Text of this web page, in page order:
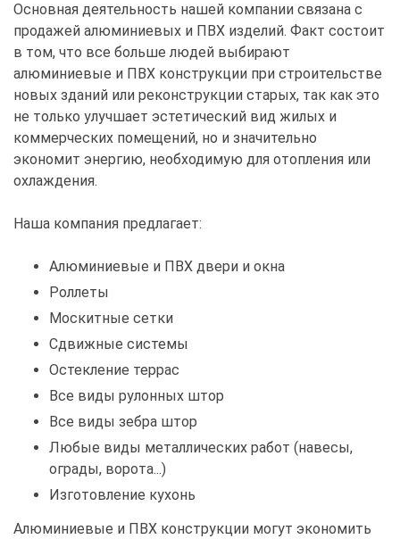
Основная деятельность нашей компании связана с
продажей алюминиевых и ПВХ изделий. Факт состоит
в том, что все больше людей выбирают
алюминиевые и ПВХ конструкции при строительстве
новых зданий или реконструкции старых, так как это
не только улучшает эстетический вид жилых и
коммерческих помещений, но и значительно
экономит энергию, необходимую для отопления или
охлаждения.
Наша компания предлагает:
Алюминиевые и ПВХ двери и окна
Роллеты
Москитные сетки
Сдвижные системы
Остекление террас
Все виды рулонных штор
Все виды зебра штор
Любые виды металлических работ (навесы,
ограды, ворота...)
Изготовление кухонь
Алюминиевые и ПВХ конструкции могут экономить